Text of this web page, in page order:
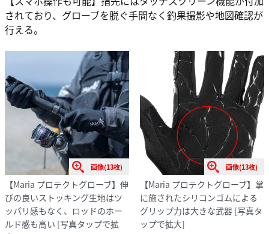
されており、グローブを脱ぐ手間なく釣果撮影や地図確認が
行える。
画像(13枚)
【Maria プロテクトグローブ】伸
びの良いストッキング生地はツ
ッパリ感もなく、ロッドのホー
ルド感も高い [写真タップで拡
画像(13枚)
【Maria プロテクトグローブ】掌
に施されたシリコンゴムによる
グリップ力は大きな武器[写真タ
ップで拡大]